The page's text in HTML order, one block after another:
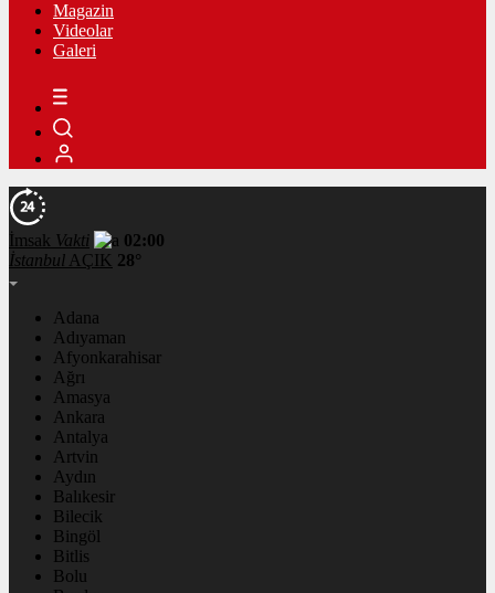
Magazin
Videolar
Galeri
İmsak Vakti
02:00
İstanbul AÇIK 28°
Adana
Adıyaman
Afyonkarahisar
Ağrı
Amasya
Ankara
Antalya
Artvin
Aydın
Balıkesir
Bilecik
Bingöl
Bitlis
Bolu